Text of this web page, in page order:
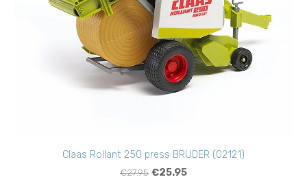
Claas Rollant 250 press BRUDER (02121)
€27.95 €25.95